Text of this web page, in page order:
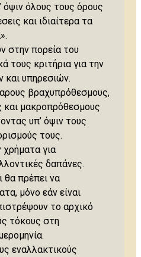
όψιν όλους τους όρους
και ιδιαίτερα τα
στην πορεία του
τους κριτήρια για την
και υπηρεσιών.
βραχυπρόθεσμους,
μακροπρόθεσμους
υπ’ όψιν τους
τους.
για
δαπάνες.
θα πρέπει να
μόνο εάν είναι
το αρχικό
τόκους στη
εναλλακτικούς